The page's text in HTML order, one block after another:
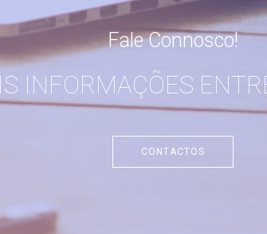
Fale Connosco!
INFORMAÇÕES
CONTACTOS